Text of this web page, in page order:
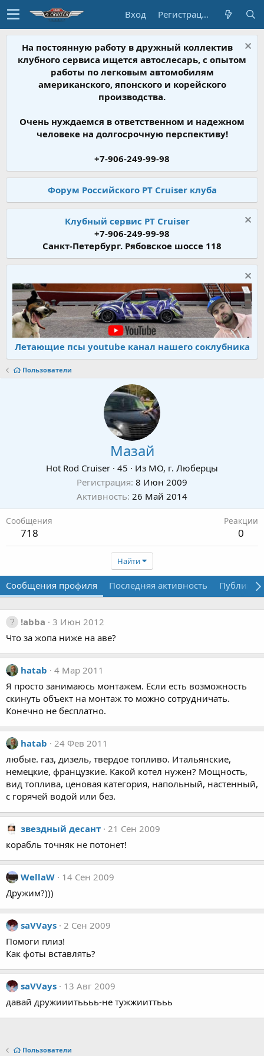
Вход Регистрация
На постоянную работу в дружный коллектив
клубного сервиса ищется автослесарь, с опытом
работы по легковым автомобилям
американского, японского и корейского
производства.
Очень нуждаемся в ответственном и надежном
человеке на долгосрочную перспективу!
+7-906-249-99-98
Форум Российского PT Cruiser клуба
Клубный сервис PT Cruiser
+7-906-249-99-98
Санкт-Петербург. Рябовское шоссе 118
Летающие псы youtube канал нашего соклубника
Пользователи
Мазай
Hot Rod Cruiser · 45 · Из МО, г. Люберцы
Регистрация 8 Июн 2009
Активность 26 Май 2014
Сообщения
718
Реакции
0
Найти
Сообщения профиля Последняя активность
!abba
3 Июн 2012
Что за жопа ниже на аве?
hatab
4 Мар 2011
Я просто занимаюсь монтажем. Если есть возможность
скинуть объект на монтаж то можно сотрудничать.
Конечно не бесплатно.
hatab
24 Фев 2011
любые. газ, дизель, твердое топливо. Итальянские,
немецкие, французкие. Какой котел нужен? Мощность,
вид топлива, ценовая категория, напольный, настенный,
с горячей водой или без.
звездный десант 21 Сен 2009
корабль точняк не потонет!
WellaW
14 Сен 2009
Дружим?)))
saVVays 2 Сен 2009
Помоги плиз!
Как фоты вставлять?
saVVays
13 Авг 2009
давай дружииитьььь-не тужжииттььь
Пользователи